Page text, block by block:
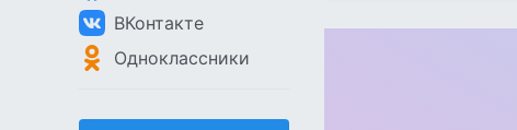
ВКонтакте
Одноклассники